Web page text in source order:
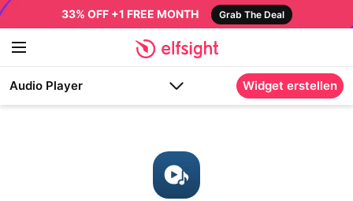
33% OFF +1 FREE MONTH Grab The Deal
Audio Player Widget erstellen